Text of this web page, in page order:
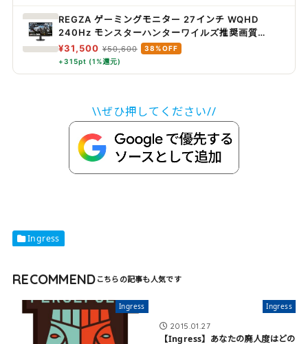
REGZA ゲーミングモニター 27インチ WQHD
240Hz モンスターハンターワイルズ推奨画質
1ms(GTG) HDR10 Fast IPSパネル Adaptive
Sync HDMI対応 RM-G276N
¥31,500 ¥50,600
38%OFF
+315pt (1%還元)
\\ぜひ押してください//
Ingress
RECOMMEND
Ingress Ingress
2015.01.27
【Ingress】あなたの廃人度はどの